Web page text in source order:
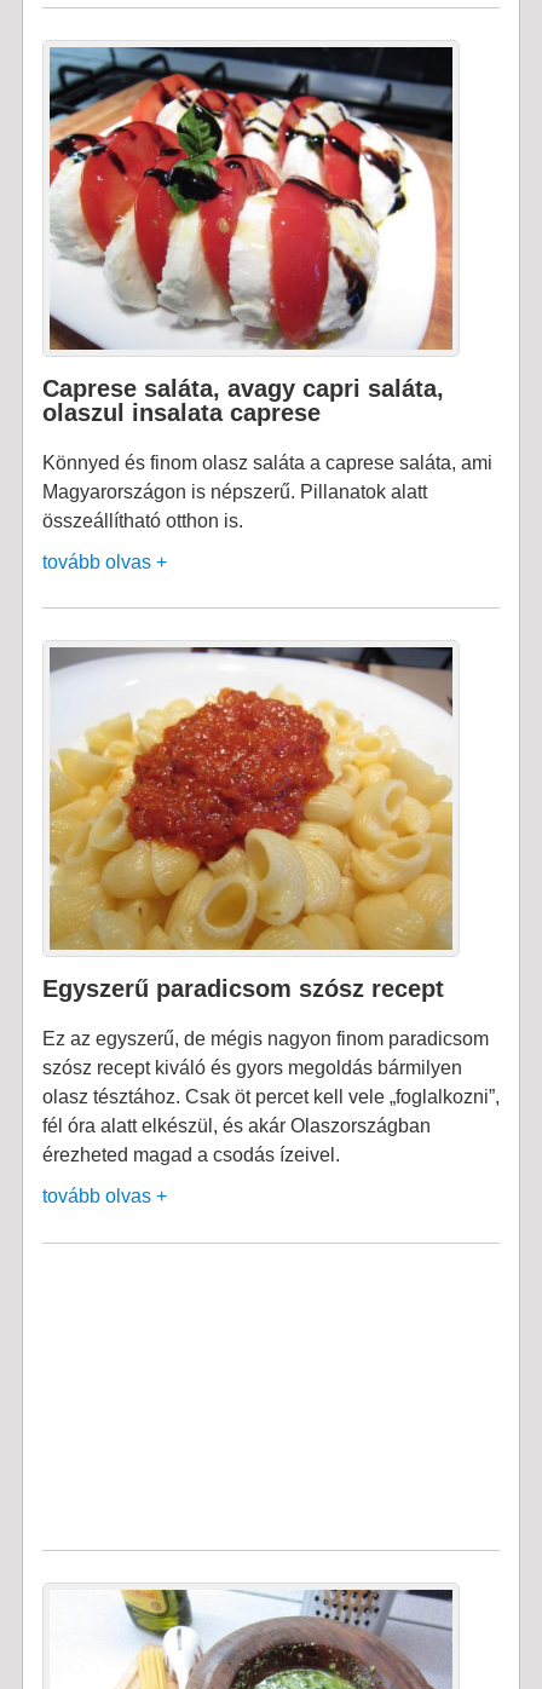
Caprese saláta, avagy capri saláta,
olaszul insalata caprese
Könnyed és finom olasz saláta a caprese saláta, ami
Magyarországon is népszerű. Pillanatok alatt
összeállítható otthon is.
tovább olvas +
Egyszerű paradicsom szósz recept
Ez az egyszerű, de mégis nagyon finom paradicsom
szósz recept kiváló és gyors megoldás bármilyen
olasz tésztához. Csak öt percet kell vele „foglalkozni”,
fél óra alatt elkészül, és akár Olaszországban
érezheted magad a csodás ízeivel.
tovább olvas +